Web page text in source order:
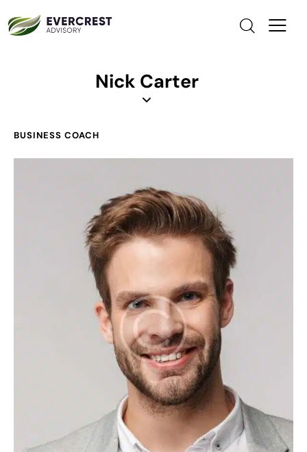
Nick Carter
BUSINESS COACH